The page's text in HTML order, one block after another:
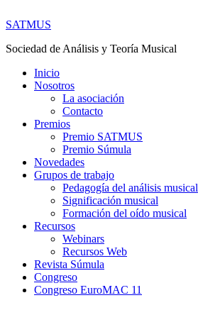
SATMUS
Sociedad de Análisis y Teoría Musical
Inicio
Nosotros
La asociación
Contacto
Premios
Premio SATMUS
Premio Súmula
Novedades
Grupos de trabajo
Pedagogía del análisis musical
Significación musical
Formación del oído musical
Recursos
Webinars
Recursos Web
Revista Súmula
Congreso
Congreso EuroMAC 11